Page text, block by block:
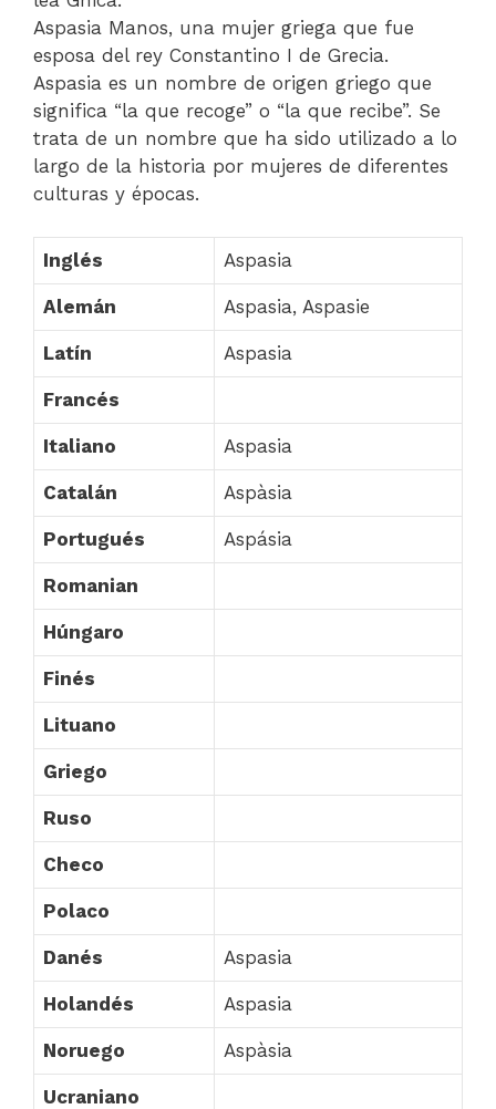
Aspasia Manos, una mujer griega que fue
esposa del rey Constantino I de Grecia.
Aspasia es un nombre de origen griego que
significa “la que recoge” o “la que recibe”. Se
trata de un nombre que ha sido utilizado a lo
largo de la historia por mujeres de diferentes
culturas y épocas.
Inglés Aspasia
Alemán Aspasia, Aspasie
Latín Aspasia
Francés
Italiano Aspasia
Catalán Aspàsia
Portugués Aspásia
Romanian
Húngaro
Finés
Lituano
Griego
Ruso
Checo
Polaco
Danés Aspasia
Holandés Aspasia
Noruego Aspàsia
Ucraniano